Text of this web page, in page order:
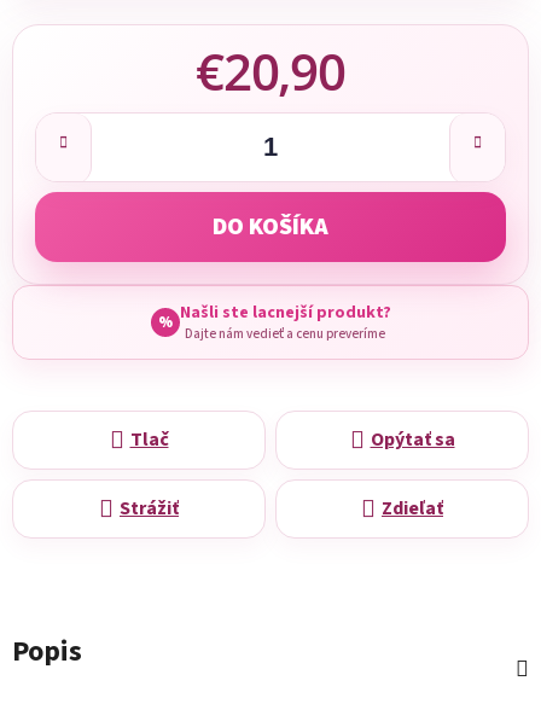
€20,90
Jednotková cena:
DO KOŠÍKA
% Našli ste lacnejší produkt?
Dajte nám vedieť a cenu preveríme
Tlač Opýtať sa
Strážiť Zdieľať
Popis